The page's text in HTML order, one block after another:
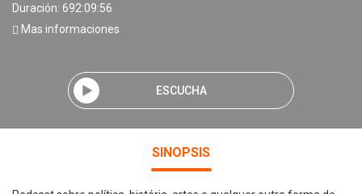
Duración: 692:09:56
Mas informaciones
ESCUCHA
SINOPSIS